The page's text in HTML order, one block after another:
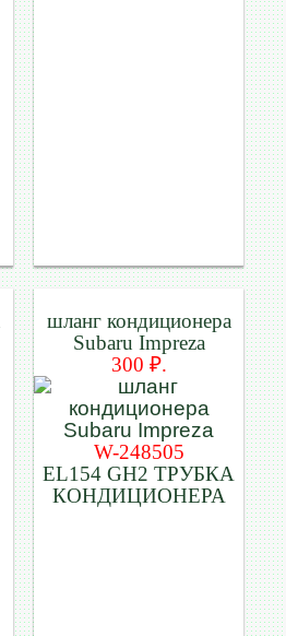
шланг кондиционера
Subaru Impreza
300 ₽.
W-248505
EL154 GH2 ТРУБКА
КОНДИЦИОНЕРА